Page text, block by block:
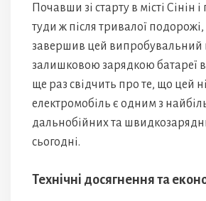
Почавши зі старту в місті Сінін
туди ж після тривалої
завершив цей випробувальний
залишковою зарядкою батареї
ще раз свідчить про те, що цей
електромобіль є одним з
дальнобійних та
сьогодні.
Технічні досягнення та